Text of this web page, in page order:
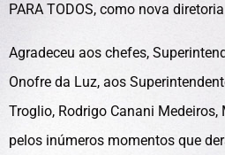
PARA TODOS, como nova
Agradeceu aos chefes,
Onofre da Luz, aos
Troglio, Rodrigo Canani Medeiros,
pelos inúmeros momentos que